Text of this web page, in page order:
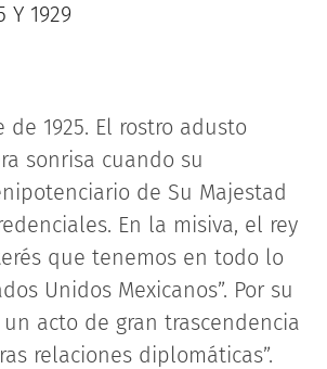
Y 1929
1925. El rostro adusto
sonrisa cuando su
de Su Majestad
En la misiva, el rey
que tenemos en todo lo
Unidos Mexicanos”. Por su
acto de gran trascendencia
relaciones diplomáticas”.